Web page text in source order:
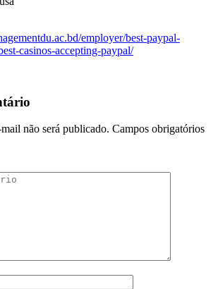
employer/best-paypal-
casinos-accepting-paypal/
não será publicado. Campos obrigatórios